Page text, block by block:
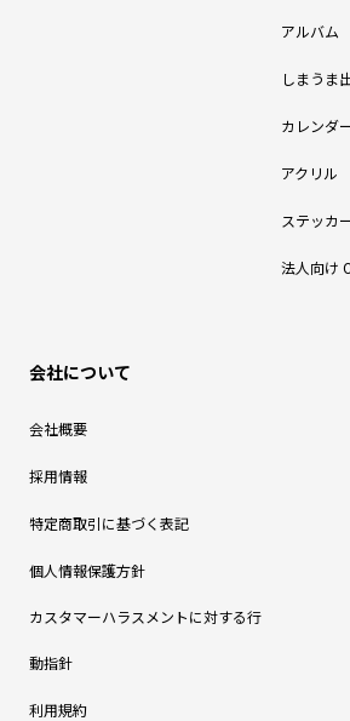
アルバム
しまうま
カレンダ
アクリル
ステッカ
法人向け
会社について
会社概要
採用情報
特定商取引に基づく表記
個人情報保護方針
カスタマーハラスメントに対する行
動指針
利用規約